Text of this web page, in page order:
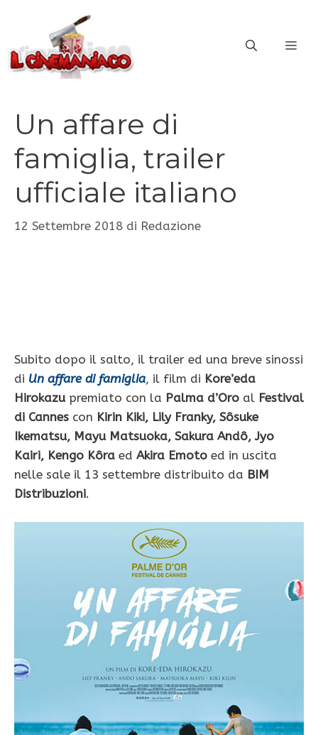
contenuto
Un affare di
famiglia, trailer
ufficiale italiano
12 Settembre 2018 di Redazione
Subito dopo il salto, il trailer ed una breve sinossi
di Un affare di famiglia, il film di Kore’eda
Hirokazupremiato con la Palma d’Oro al Festival
di Cannes con Kirin Kiki, Lily Franky, Sôsuke
Ikematsu, Mayu Matsuoka, Sakura Andô, Jyo
Kairi, Kengo Kôra ed Akira Emoto ed in uscita
nelle sale il 13 settembre distribuito da BIM
Distribuzioni.